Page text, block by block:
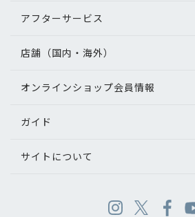
アフターサービス
店舗（国内・海外）
オンラインショップ会員情報
ガイド
サイトについて